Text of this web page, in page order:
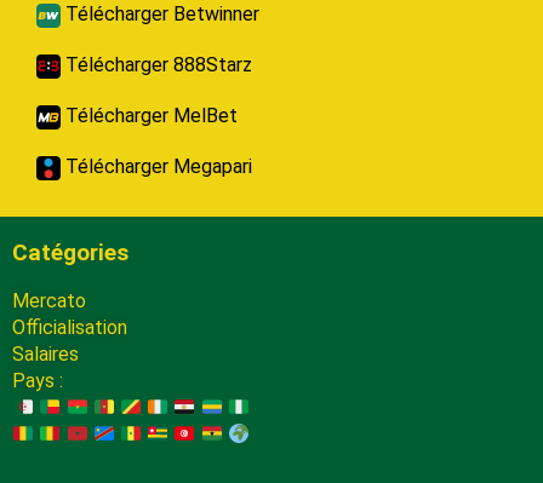
Télécharger Betwinner
Télécharger 888Starz
Télécharger MelBet
Télécharger Megapari
Catégories
Mercato
Officialisation
Salaires
Pays :